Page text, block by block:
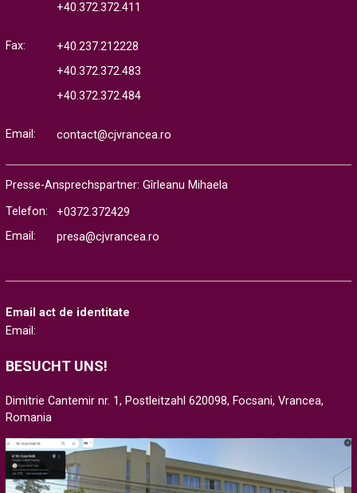
+40.372.372.411
Fax:
+40.237.212228
+40.372.372.483
+40.372.372.484
Email: contact@cjvrancea.ro
Presse-Ansprechspartner: Gîrleanu Mihaela
Telefon:
+0372.372429
Email:
presa@cjvrancea.ro
Email act de identitate
Email:
BESUCHT UNS!
Dimitrie Cantemir nr. 1, Postleitzahl 620098, Focsani, Vrancea,
Romania